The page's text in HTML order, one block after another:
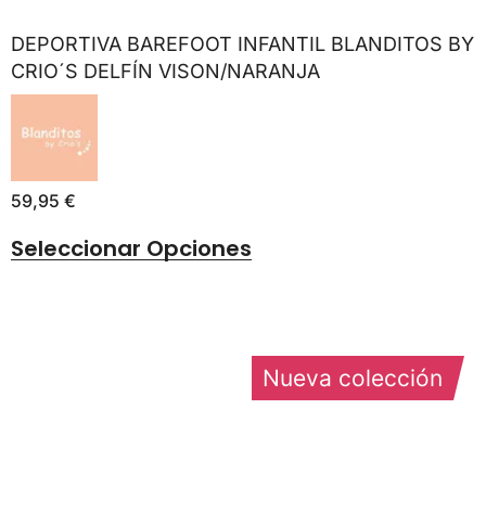
DEPORTIVA BAREFOOT INFANTIL BLANDITOS BY
CRIO´S DELFÍN VISON/NARANJA
59,95 €
Seleccionar Opciones
Nueva colección